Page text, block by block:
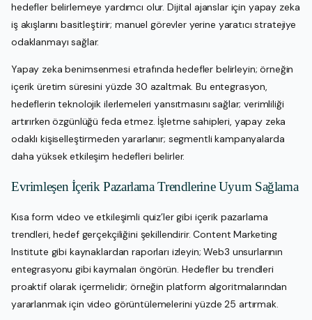
hedefler belirlemeye yardımcı olur. Dijital ajanslar için yapay zeka
iş akışlarını basitleştirir; manuel görevler yerine yaratıcı stratejiye
odaklanmayı sağlar.
Yapay zeka benimsenmesi etrafında hedefler belirleyin; örneğin
içerik üretim süresini yüzde 30 azaltmak. Bu entegrasyon,
hedeflerin teknolojik ilerlemeleri yansıtmasını sağlar; verimliliği
artırırken özgünlüğü feda etmez. İşletme sahipleri, yapay zeka
odaklı kişiselleştirmeden yararlanır; segmentli kampanyalarda
daha yüksek etkileşim hedefleri belirler.
Evrimleşen İçerik Pazarlama Trendlerine Uyum Sağlama
Kısa form video ve etkileşimli quiz’ler gibi içerik pazarlama
trendleri, hedef gerçekçiliğini şekillendirir. Content Marketing
Institute gibi kaynaklardan raporları izleyin; Web3 unsurlarının
entegrasyonu gibi kaymaları öngörün. Hedefler bu trendleri
proaktif olarak içermelidir; örneğin platform algoritmalarından
yararlanmak için video görüntülemelerini yüzde 25 artırmak.